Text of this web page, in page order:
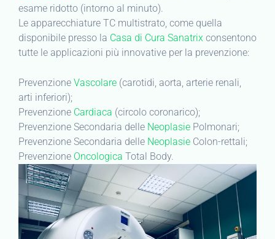
esame ridotto (intorno al minuto).
Le apparecchiature TC multistrato, come quella
disponibile presso la Casa di Cura Sanatrix consentono
tutte le applicazioni più innovative per la prevenzione:
Prevenzione Vascolare (carotidi, aorta, arterie renali,
arti inferiori);
Prevenzione Cardiaca (circolo coronarico);
Prevenzione Secondaria delle Neoplasie Polmonari;
Prevenzione Secondaria delle Neoplasie Colon-rettali;
Prevenzione Oncologica Total Body.